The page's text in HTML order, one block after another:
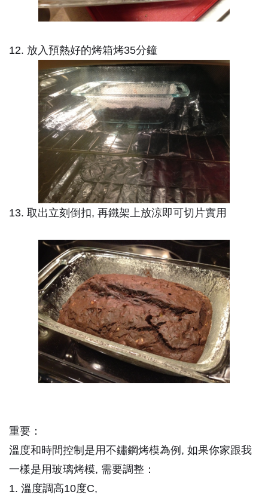
12. 放入預熱好的烤箱烤35分鐘
13. 取出立刻倒扣, 再鐵架上放涼即可切片實用
重要：
溫度和時間控制是用不鏽鋼烤模為例, 如果你家跟我
一樣是用玻璃烤模, 需要調整：
1. 溫度調高10度C,